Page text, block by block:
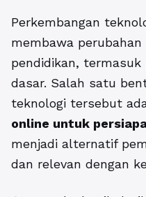
Perkembangan
membawa
pendidikan, termasuk
dasar. Salah satu
teknologi tersebut
online untuk
menjadi alternatif
dan relevan dengan